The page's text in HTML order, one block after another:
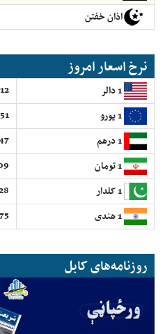
اذان خفتن
نرخ اسعار امروز
روزنامه‌های کابل